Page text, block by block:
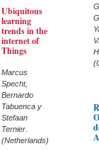
Ubiquitous
learning
trends in the
internet of
Things
Marcus
Specht,
Bernardo
Tabuenca y
Stefaan
Ternier.
(Netherlands)